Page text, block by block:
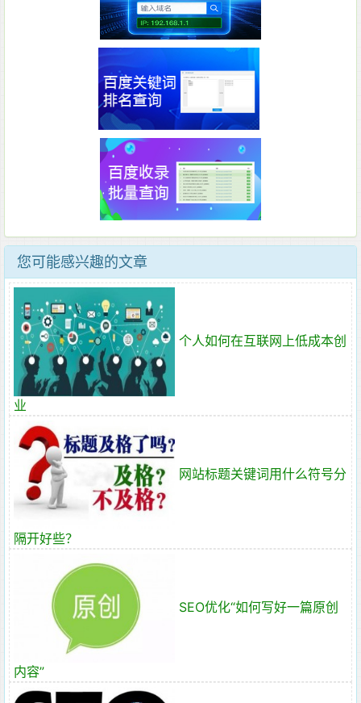
您可能感兴趣的文章
个人如何在互联网上低成本创
业
网站标题关键词用什么符号分
隔开好些？
SEO优化“如何写好一篇原创
内容”